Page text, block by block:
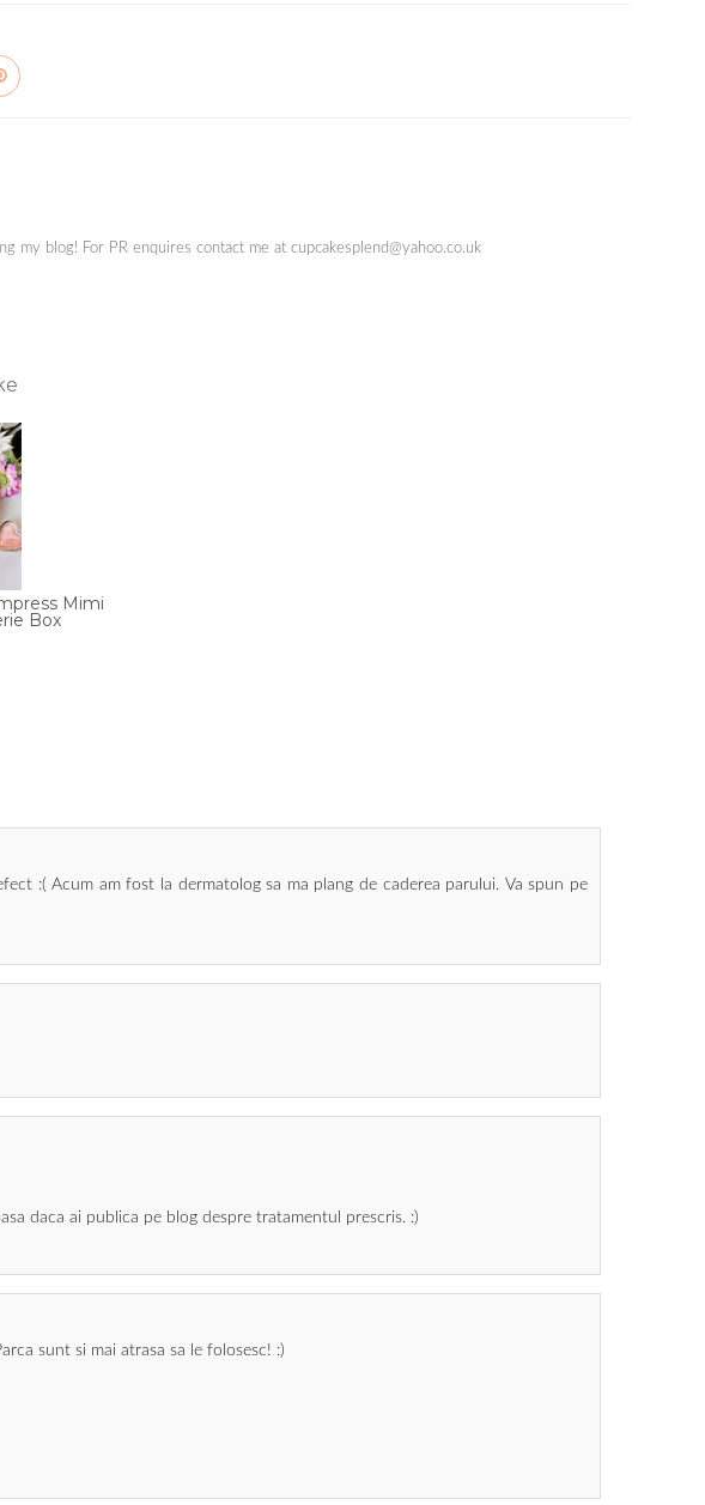
my blog! For PR enquires contact me at cupcakesplend@yahoo.co.uk
Mimi
Box
:( Acum am fost la dermatolog sa ma plang de caderea parului. Va spun pe
daca ai publica pe blog despre tratamentul prescris. :)
sunt si mai atrasa sa le folosesc! :)